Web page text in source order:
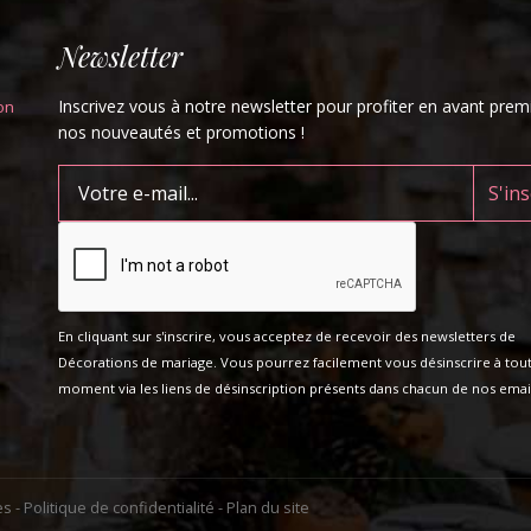
Newsletter
Inscrivez vous à notre newsletter pour profiter en avant
nos nouveautés et promotions !
En cliquant sur s'inscrire, vous acceptez de recevoir des newsletters de
Décorations de mariage. Vous pourrez facilement vous désinscrire à tout
moment via les liens de désinscription présents dans chacun de nos
- Politique de confidentialité - Plan du site